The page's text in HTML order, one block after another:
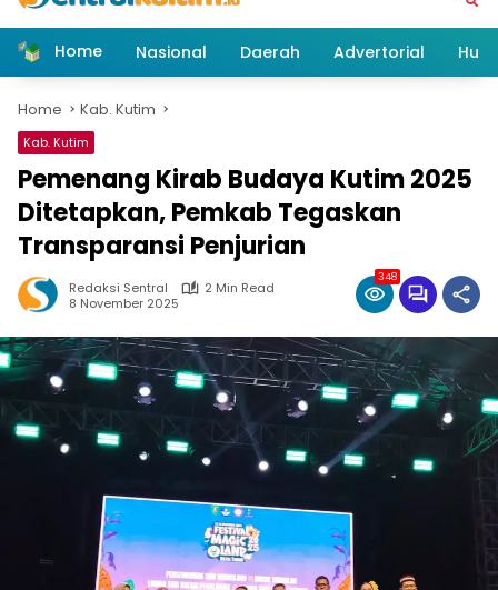
Home Nasional Daerah Advertorial
Home Kab. Kutim
Kab. Kutim
Pemenang Kirab Budaya Kutim 2025
Ditetapkan, Pemkab Tegaskan
Transparansi Penjurian
Redaksi Sentral
2 Min Read
8 November 2025
348